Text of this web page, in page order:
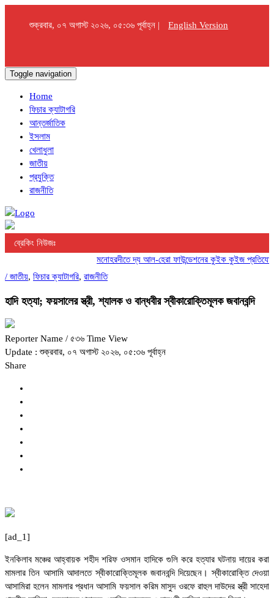
শুক্রবার, ০৭ অগাস্ট ২০২৬, ০৫:৩৬ পূর্বাহ্ন | English Version
Toggle navigation
Home
ফিচার ক্যাটাগরি
আন্তর্জাতিক
ইসলাম
খেলাধুলা
জাতীয়
প্রযুক্তি
রাজনীতি
ব্রেকিং নিউজঃ
মনোহরদীতে দ্য আল-হেরা ফাউন্ডেশনের কুইক কুইজ প্রতিযোগিতা
/ জাতীয়, ফিচার ক্যাটাগরি, রাজনীতি
হাদি হত্যা; ফয়সালের স্ত্রী, শ্যালক ও বান্ধবীর স্বীকারোক্তিমূলক জবানবন্দি
Reporter Name / ৫৩৬ Time View
Update : শুক্রবার, ০৭ অগাস্ট ২০২৬, ০৫:৩৬ পূর্বাহ্ন
Share
[ad_1]
ইনকিলাব মঞ্চের আহ্বায়ক শহীদ শরিফ ওসমান হাদিকে গুলি করে হত্যার ঘটনায় দায়ের করা
মামলার তিন আসামি আদালতে স্বীকারোক্তিমূলক জবানবন্দি দিয়েছেন। স্বীকারোক্তি দেওয়া
আসামিরা হলেন মামলার প্রধান আসামি ফয়সাল করিম মাসুদ ওরফে রাহুল দাউদের স্ত্রী সাহেদা